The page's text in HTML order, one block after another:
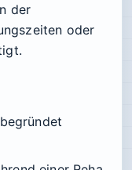
der
oder